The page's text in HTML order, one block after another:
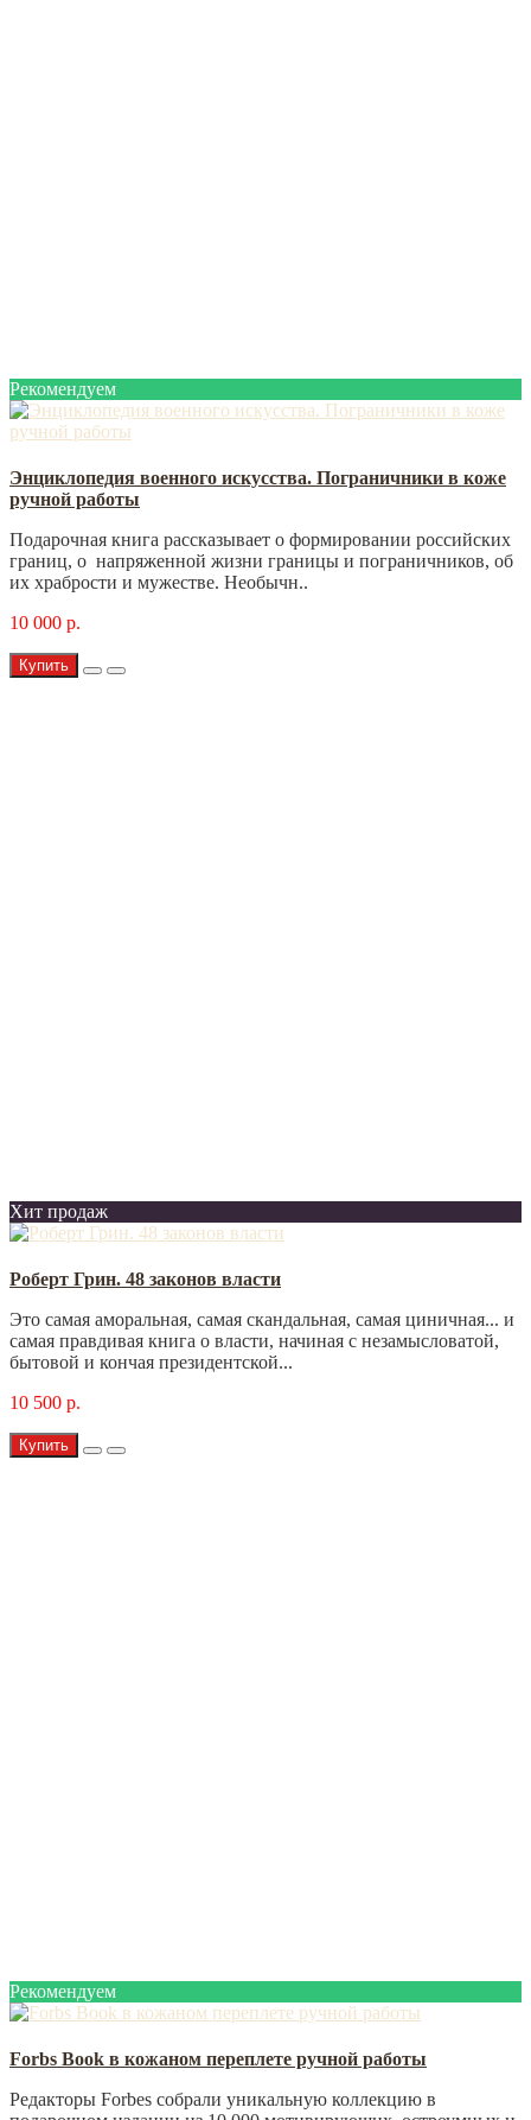
Рекомендуем
Энциклопедия военного искусства. Пограничники в коже
ручной работы
Подарочная книга рассказывает о формировании российских
границ, о напряженной жизни границы и пограничников, об
их храбрости и мужестве. Необычн..
10 000 р.
Купить
Хит продаж
Роберт Грин. 48 законов власти
Это самая аморальная, самая скандальная, самая циничная... и
самая правдивая книга о власти, начиная с незамысловатой,
бытовой и кончая президентской...
10 500 р.
Купить
Рекомендуем
Forbs Book в кожаном переплете ручной работы
Редакторы Forbes собрали уникальную коллекцию в